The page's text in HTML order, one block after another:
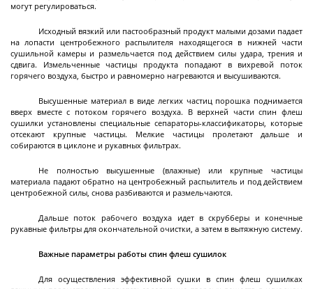
Экстракторы
экстракции
Экстракторы статические
Экстракторы динамические
Экстракторы - концентраторы
Экстракторы ультразвуковые
Автоматические CO2 экстракторы
Пилотные установки сверхкритической
Далее
Концентраторы
могут регулироваться.
Исходный вязкий или пастообразный продукт малыми дозами падает
на лопасти центробежного распылителя находящегося в нижней части
сушильной камеры и размельчается под действием силы удара, трения и
сдвига. Измельченные частицы продукта попадают в вихревой поток
горячего воздуха, быстро и равномерно нагреваются и высушиваются.
Высушенные материал в виде легких частиц порошка поднимается
вверх вместе с потоком горячего воздуха. В верхней части спин флеш
сушилки установлены специальные сепараторы-классификаторы, которые
отсекают крупные частицы. Мелкие частицы пролетают дальше и
собираются в циклоне и рукавных фильтрах.
Не полностью высушенные (влажные) или крупные частицы
материала падают обратно на центробежный распылитель и под действием
центробежной силы, снова разбиваются и размельчаются.
Дальше поток рабочего воздуха идет в скрубберы и конечные
рукавные фильтры для окончательной очистки, а затем в вытяжную систему.
Важные параметры работы спин флеш сушилок
Для осуществления эффективной сушки в спин флеш сушилках